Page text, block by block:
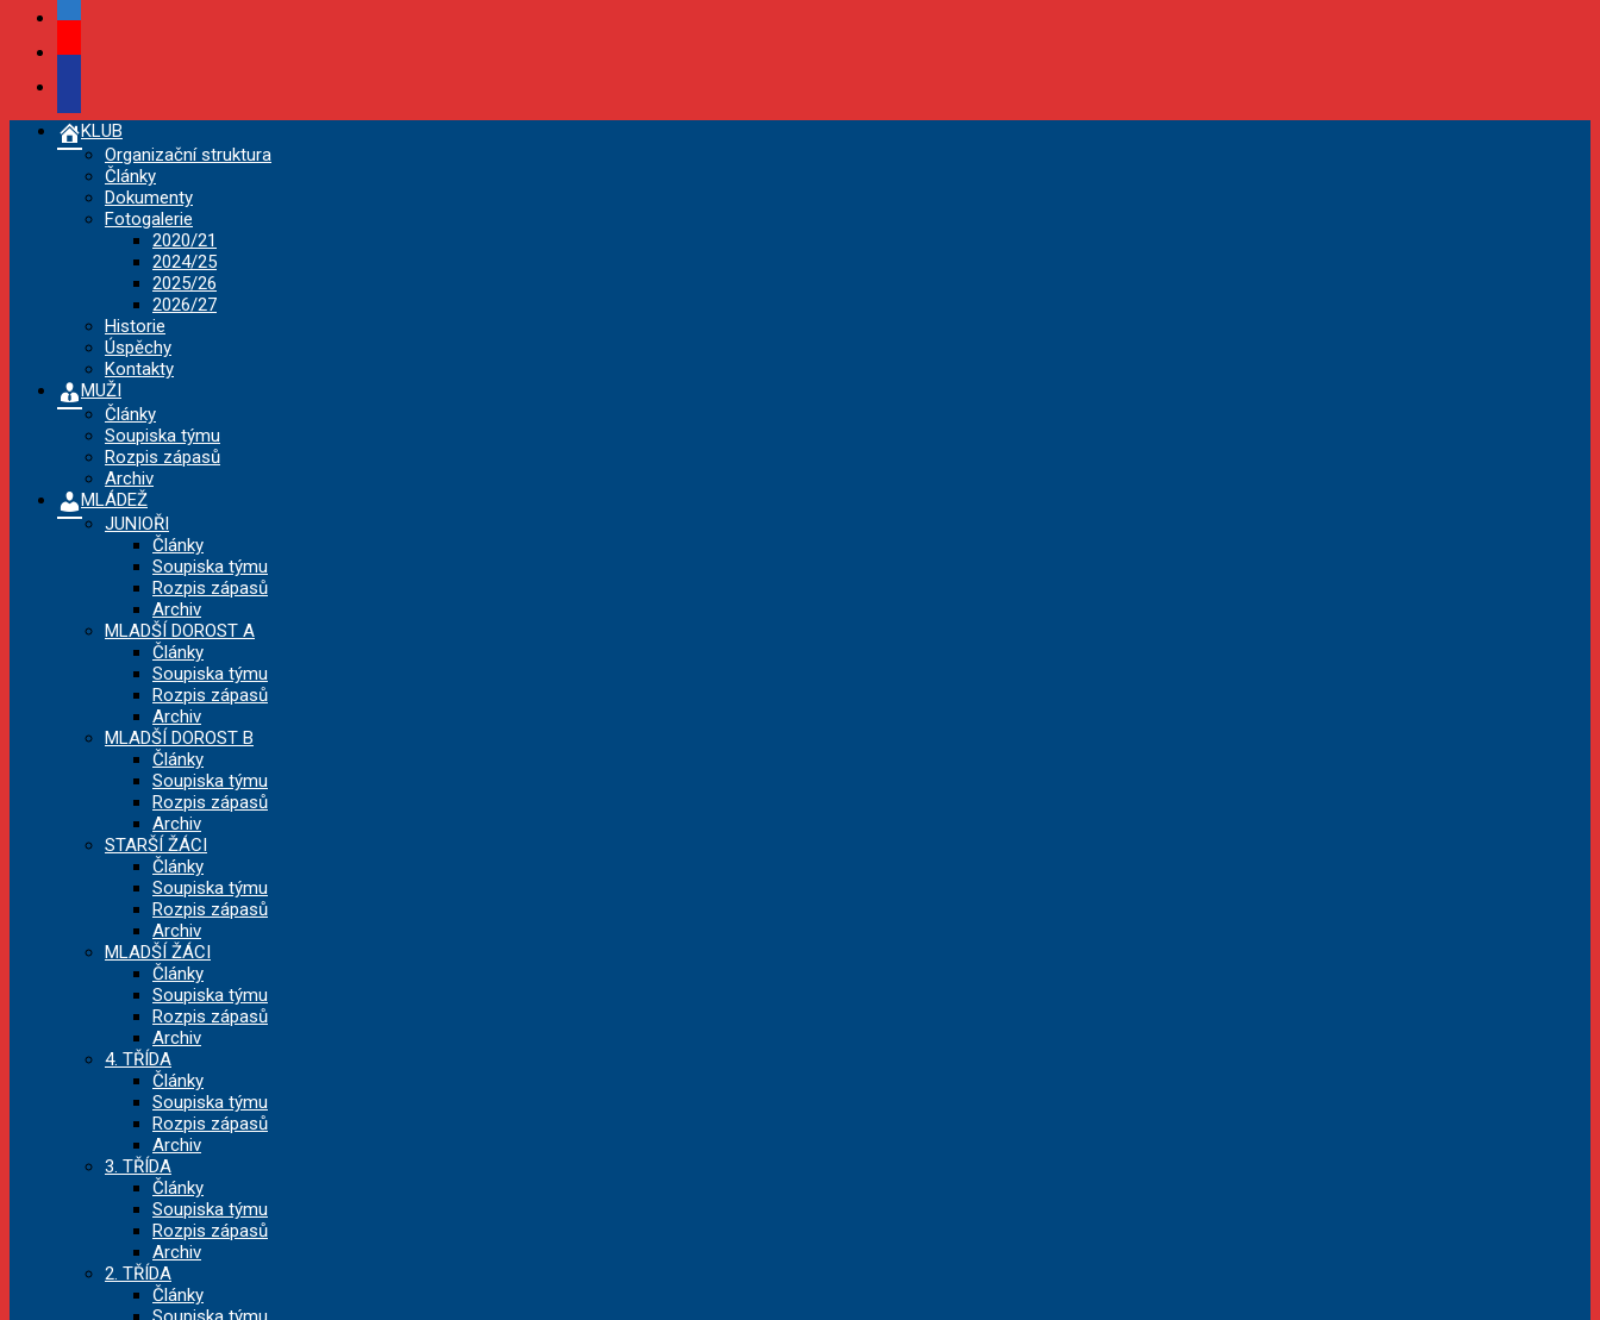
KLUB
Organizační struktura
Články
Dokumenty
Fotogalerie
2020/21
2024/25
2025/26
2026/27
Historie
Úspěchy
Kontakty
MUŽI
Články
Soupiska týmu
Rozpis zápasů
Archiv
MLÁDEŽ
JUNIOŘI
Články
Soupiska týmu
Rozpis zápasů
Archiv
MLADŠÍ DOROST A
Články
Soupiska týmu
Rozpis zápasů
Archiv
MLADŠÍ DOROST B
Články
Soupiska týmu
Rozpis zápasů
Archiv
STARŠÍ ŽÁCI
Články
Soupiska týmu
Rozpis zápasů
Archiv
MLADŠÍ ŽÁCI
Články
Soupiska týmu
Rozpis zápasů
Archiv
4. TŘÍDA
Články
Soupiska týmu
Rozpis zápasů
Archiv
3. TŘÍDA
Články
Soupiska týmu
Rozpis zápasů
Archiv
2. TŘÍDA
Články